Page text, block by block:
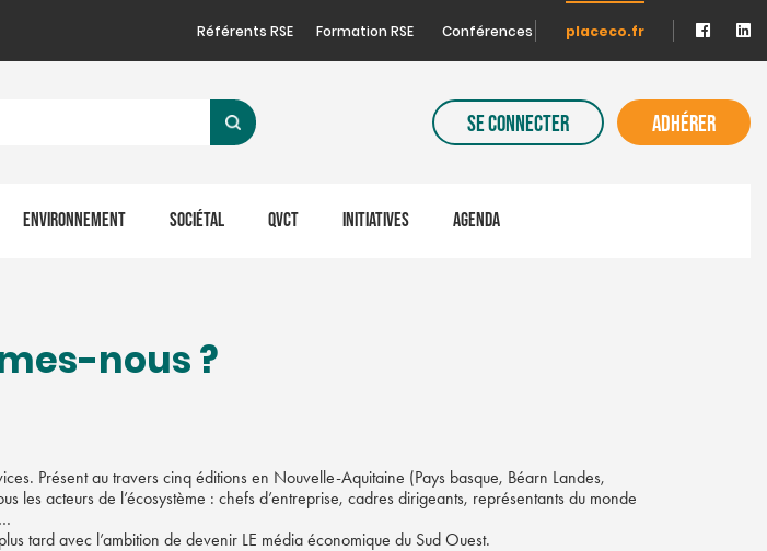
Référents RSE Formation RSE Conférences placeco.fr
SE CONNECTER ADHÉRER
ENVIRONNEMENT SOCIÉTAL QVCT INITIATIVES AGENDA
nous ?
Présent au travers cinq éditions en Nouvelle-Aquitaine (Pays basque, Béarn Landes,
acteurs de l’écosystème : chefs d’entreprise, cadres dirigeants, représentants du monde
tard avec l’ambition de devenir LE média économique du Sud Ouest.